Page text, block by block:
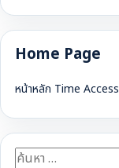
Home Page
หน้าหลัก Time Access
ค้นหา